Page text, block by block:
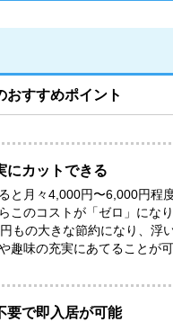
おすすめポイント
にカットできる
と月々4,000円〜6,000円程
このコストが「ゼロ」になり
もの大きな節約になり、浮
趣味の充実にあてることが
要で即入居が可能